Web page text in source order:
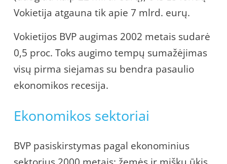
Vokietija atgauna tik apie 7 mlrd. eurų.
Vokietijos BVP augimas 2002 metais sudarė
0,5 proc. Toks augimo tempų sumažėjimas
visų pirma siejamas su bendra pasaulio
ekonomikos recesija.
Ekonomikos sektoriai
BVP pasiskirstymas pagal ekonominius